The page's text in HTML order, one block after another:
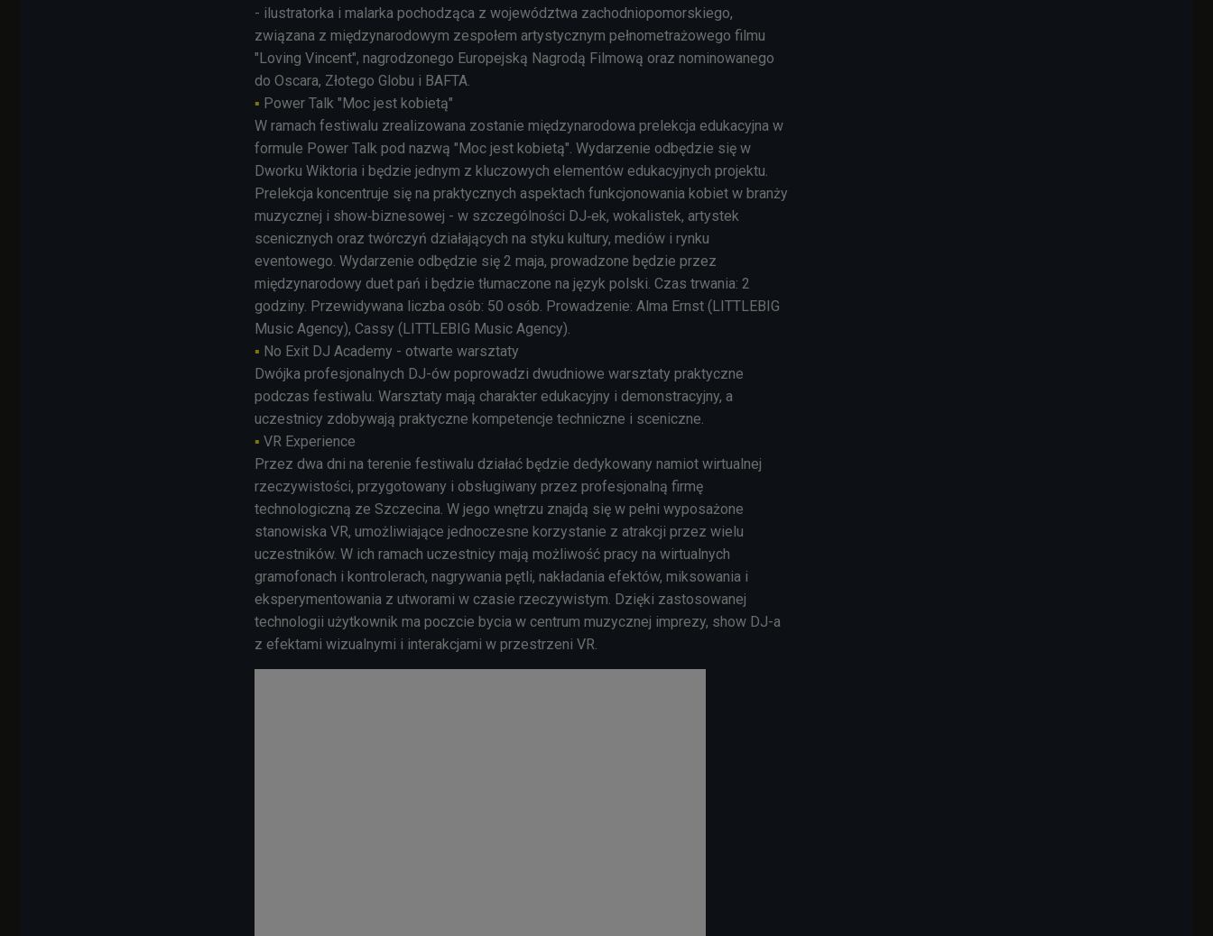
- ilustratorka i malarka pochodząca z województwa zachodniopomorskiego,
związana z międzynarodowym zespołem artystycznym pełnometrażowego filmu
"Loving Vincent", nagrodzonego Europejską Nagrodą Filmową oraz nominowanego
do Oscara, Złotego Globu i BAFTA.
▪ Power Talk "Moc jest kobietą"
W ramach festiwalu zrealizowana zostanie międzynarodowa prelekcja edukacyjna w
formule Power Talk pod nazwą "Moc jest kobietą". Wydarzenie odbędzie się w
Dworku Wiktoria i będzie jednym z kluczowych elementów edukacyjnych projektu.
Prelekcja koncentruje się na praktycznych aspektach funkcjonowania kobiet w branży
muzycznej i show‑biznesowej - w szczególności DJ‑ek, wokalistek, artystek
scenicznych oraz twórczyń działających na styku kultury, mediów i rynku
eventowego. Wydarzenie odbędzie się 2 maja, prowadzone będzie przez
międzynarodowy duet pań i będzie tłumaczone na język polski. Czas trwania: 2
godziny. Przewidywana liczba osób: 50 osób. Prowadzenie: Alma Ernst (LITTLEBIG
Music Agency), Cassy (LITTLEBIG Music Agency).
▪ No Exit DJ Academy - otwarte warsztaty
Dwójka profesjonalnych DJ-ów poprowadzi dwudniowe warsztaty praktyczne
podczas festiwalu. Warsztaty mają charakter edukacyjny i demonstracyjny, a
uczestnicy zdobywają praktyczne kompetencje techniczne i sceniczne.
▪ VR Experience
Przez dwa dni na terenie festiwalu działać będzie dedykowany namiot wirtualnej
rzeczywistości, przygotowany i obsługiwany przez profesjonalną firmę
technologiczną ze Szczecina. W jego wnętrzu znajdą się w pełni wyposażone
stanowiska VR, umożliwiające jednoczesne korzystanie z atrakcji przez wielu
uczestników. W ich ramach uczestnicy mają możliwość pracy na wirtualnych
gramofonach i kontrolerach, nagrywania pętli, nakładania efektów, miksowania i
eksperymentowania z utworami w czasie rzeczywistym. Dzięki zastosowanej
technologii użytkownik ma poczcie bycia w centrum muzycznej imprezy, show DJ-a
z efektami wizualnymi i interakcjami w przestrzeni VR.